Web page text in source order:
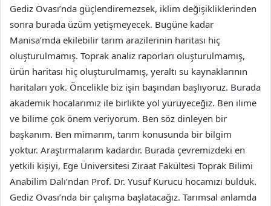
Gediz Ovası’nda güçlendiremezsek, iklim değişikliklerinden
sonra burada üzüm yetişmeyecek. Bugüne kadar
Manisa’mda ekilebilir tarım arazilerinin haritası hiç
oluşturulmamış. Toprak analiz raporları oluşturulmamış,
ürün haritası hiç oluşturulmamış, yeraltı su kaynaklarının
haritaları yok. Öncelikle biz işin başından başlıyoruz. Burada
akademik hocalarımız ile birlikte yol yürüyeceğiz. Ben ilime
ve bilime çok önem veriyorum. Ben söz dinleyen bir
başkanım. Ben mimarım, tarım konusunda bir bilgim
yoktur. Araştırmalarım kadardır. Burada çevremizdeki en
yetkili kişiyi, Ege Üniversitesi Ziraat Fakültesi Toprak Bilimi
Anabilim Dalı’ndan Prof. Dr. Yusuf Kurucu hocamızı bulduk.
Gediz Ovası’nda bir çalışma başlatacağız. Tarımsal anlamda